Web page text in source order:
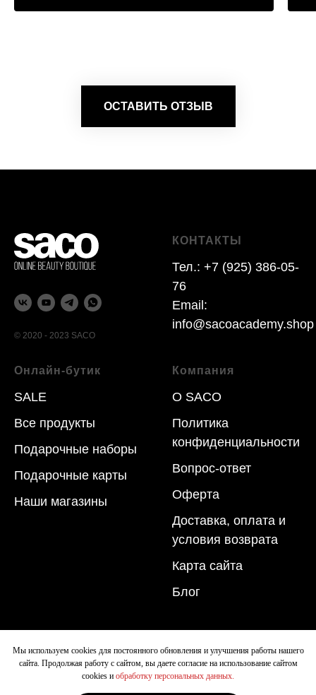
ОСТАВИТЬ ОТЗЫВ
Мы используем cookies для постоянного обновления и улучшения работы нашего
сайта. Продолжая работу с сайтом, вы даете согласие на использование сайтом
cookies и обработку персональных данных.
© 2020 - 2023 SACO
КОНТАКТЫ
Тел.: +7 (925) 386-05-
76
Email:
info@sacoacademy.shop
Онлайн-бутик
SALE
Все продукты
Подарочные наборы
Подарочные карты
Наши магазины
Компания
O SACO
Политика
конфиденциальности
Вопрос-ответ
Оферта
Доставка, оплата и
условия возврата
Карта сайта
Блог